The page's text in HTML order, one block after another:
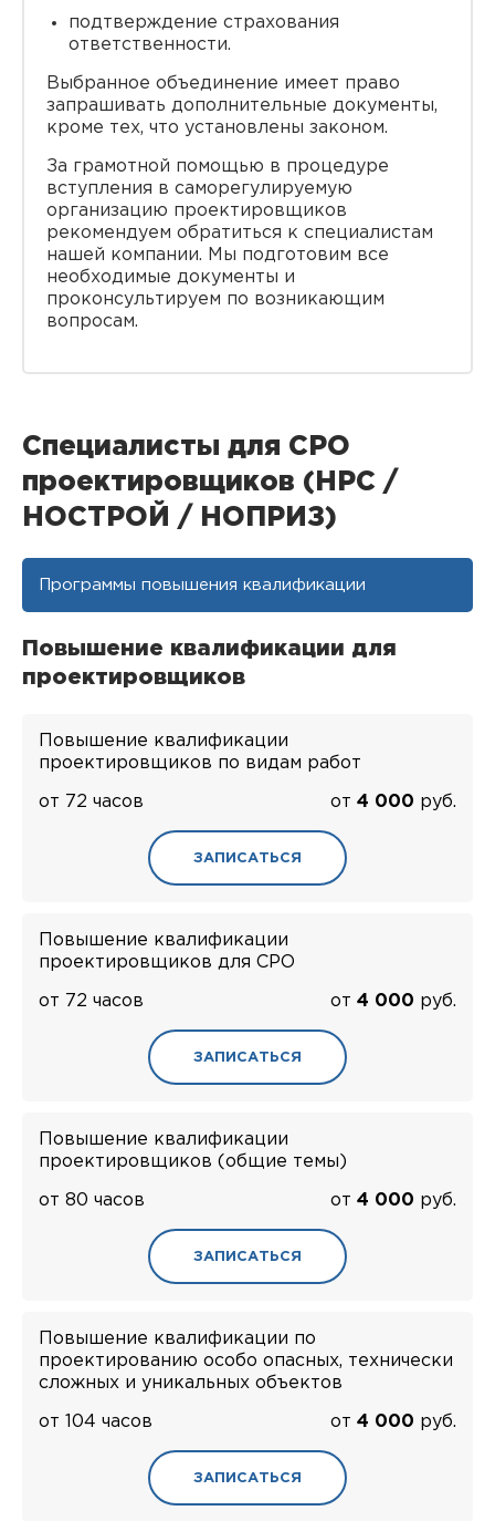
подтверждение страхования
ответственности.
Выбранное объединение имеет право
запрашивать дополнительные документы,
кроме тех, что установлены законом.
За грамотной помощью в процедуре
вступления в саморегулируемую
организацию проектировщиков
рекомендуем обратиться к специалистам
нашей компании. Мы подготовим все
необходимые документы и
проконсультируем по возникающим
вопросам.
Специалисты для СРО
проектировщиков (НРС /
НОСТРОЙ / НОПРИЗ)
Программы повышения квалификации
Повышение квалификации для
проектировщиков
Повышение квалификации
проектировщиков по видам работ
от 72 часов от 4 000 руб.
ЗАПИСАТЬСЯ
Повышение квалификации
проектировщиков для СРО
от 72 часов от 4 000 руб.
ЗАПИСАТЬСЯ
Повышение квалификации
проектировщиков (общие темы)
от 80 часов от 4 000 руб.
ЗАПИСАТЬСЯ
Повышение квалификации по
проектированию особо опасных, технически
сложных и уникальных объектов
от 104 часов от 4 000 руб.
ЗАПИСАТЬСЯ